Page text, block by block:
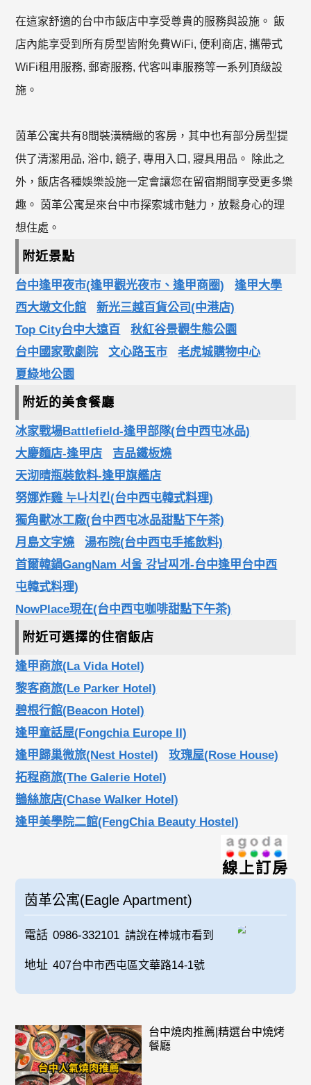
在這家舒適的台中市飯店中享受尊貴的服務與設施。 飯
店內能享受到所有房型皆附免費WiFi, 便利商店, 攜帶式
WiFi租用服務, 郵寄服務, 代客叫車服務等一系列頂級設
施。
茵革公寓共有8間裝潢精緻的客房，其中也有部分房型提
供了清潔用品, 浴巾, 鏡子, 專用入口, 寢具用品。 除此之
外，飯店各種娛樂設施一定會讓您在留宿期間享受更多樂
趣。 茵革公寓是來台中市探索城市魅力，放鬆身心的理
想住處。
附近景點
台中逢甲夜市(逢甲觀光夜市、逢甲商圈)
逢甲大學
西大墩文化館
新光三越百貨公司(中港店)
Top City台中大遠百
秋紅谷景觀生態公園
台中國家歌劇院
文心路玉市
老虎城購物中心
夏綠地公園
附近的美食餐廳
冰家戰場Battlefield-逢甲部隊(台中西屯冰品)
大慶麵店-逢甲店
吉品鐵板燒
天沏晴瓶裝飲料-逢甲旗艦店
努娜炸雞 누나치킨(台中西屯韓式料理)
獨角獸冰工廠(台中西屯冰品甜點下午茶)
月島文字燒
湯布院(台中西屯手搖飲料)
首爾韓鍋GangNam 서울 강남찌개-台中逢甲台中西
屯韓式料理)
NowPlace現在(台中西屯咖啡甜點下午茶)
附近可選擇的住宿飯店
逢甲商旅(La Vida Hotel)
黎客商旅(Le Parker Hotel)
碧根行館(Beacon Hotel)
逢甲童話屋(Fongchia Europe II)
逢甲歸巢微旅(Nest Hostel)
玫瑰屋(Rose House)
拓程商旅(The Galerie Hotel)
鵲絲旅店(Chase Walker Hotel)
逢甲美學院二館(FengChia Beauty Hostel)
線上訂房
茵革公寓(Eagle Apartment)
電話 0986-332101 請說在棒城市看到
地址 407台中市西屯區文華路14-1號
台中燒肉推薦|精選台中燒烤
餐廳